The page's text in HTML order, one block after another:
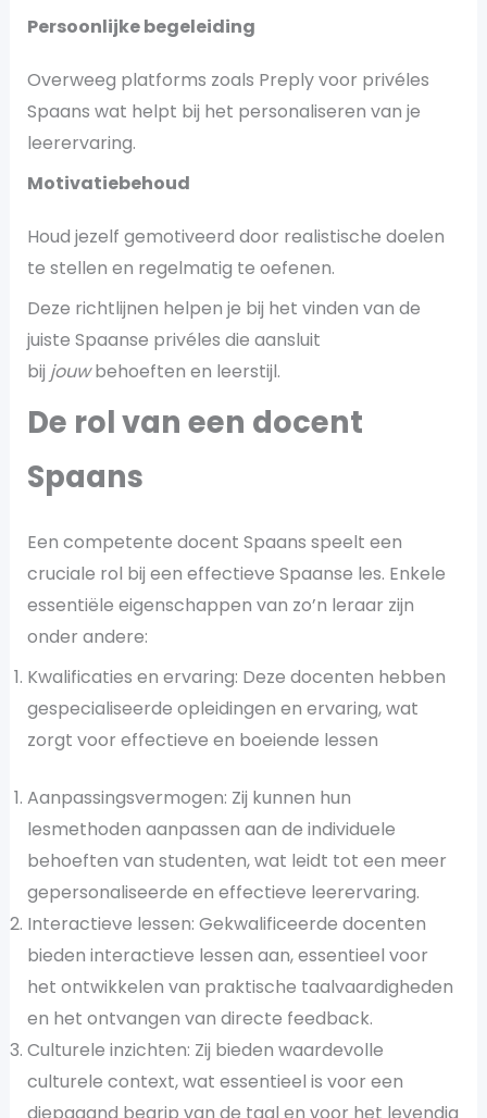
Persoonlijke begeleiding
Overweeg platforms zoals Preply voor privéles
Spaans wat helpt bij het personaliseren van je
leerervaring​.
Motivatiebehoud
Houd jezelf gemotiveerd door realistische doelen
te stellen en regelmatig te oefenen.
Deze richtlijnen helpen je bij het vinden van de
juiste Spaanse privéles die aansluit
bij jouwbehoeften en leerstijl.
De rol van een docent
Spaans
Een competente docent Spaans speelt een
cruciale rol bij een effectieve Spaanse les. Enkele
essentiële eigenschappen van zo’n leraar zijn
onder andere:
Kwalificaties en ervaring: Deze docenten hebben
gespecialiseerde opleidingen en ervaring, wat
zorgt voor effectieve en boeiende lessen​
Aanpassingsvermogen: Zij kunnen hun
lesmethoden aanpassen aan de individuele
behoeften van studenten, wat leidt tot een meer
gepersonaliseerde en effectieve leerervaring.
Interactieve lessen: Gekwalificeerde docenten
bieden interactieve lessen aan, essentieel voor
het ontwikkelen van praktische taalvaardigheden
en het ontvangen van directe feedback.
Culturele inzichten: Zij bieden waardevolle
culturele context, wat essentieel is voor een
diepgaand begrip van de taal en voor het levendig